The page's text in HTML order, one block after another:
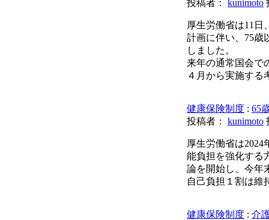
投稿者： kunimoto
厚生労働省は11日
計画に伴い、75歳
しました。
来年の通常国会で
４月から実施する
健康保険制度 : 65
投稿者： kunimoto
厚生労働省は
能負担を強化する
論を開始し、今年
自己負担１割は維
健康保険制度 : 介